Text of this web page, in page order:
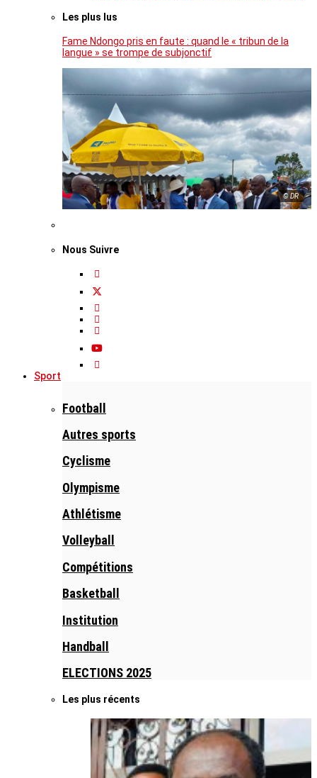
Les plus lus
Fame Ndongo pris en faute : quand le « tribun de la
langue » se trompe de subjonctif
© DR
Nous Suivre
Sport
Football
Autres sports
Cyclisme
Olympisme
Athlétisme
Volleyball
Compétitions
Basketball
Institution
Handball
ELECTIONS 2025
Les plus récents